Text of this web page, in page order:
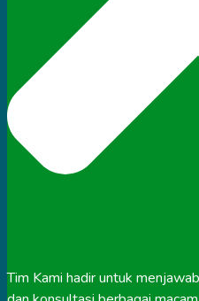
Tim Kami hadir untuk